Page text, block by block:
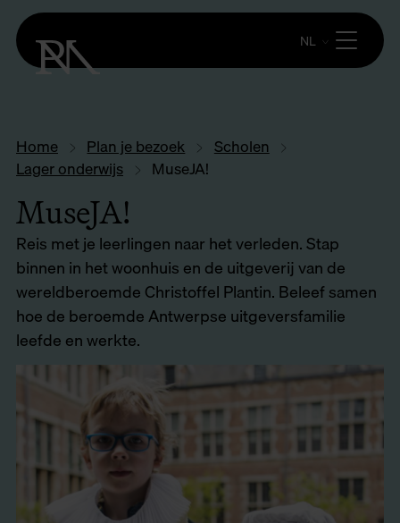
NL
Home Plan je bezoek
Scholen
Lager onderwijs
MuseJA!
MuseJA!
Reis met je leerlingen naar het verleden. Stap
binnen in het woonhuis en de uitgeverij van de
wereldberoemde Christoffel Plantin. Beleef samen
hoe de beroemde Antwerpse uitgeversfamilie
leefde en werkte.